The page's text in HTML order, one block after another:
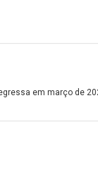
em março de